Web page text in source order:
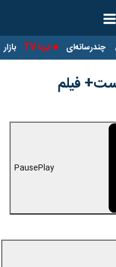
چندرسانه‌ای ایرنا TV بازار
PausePlay